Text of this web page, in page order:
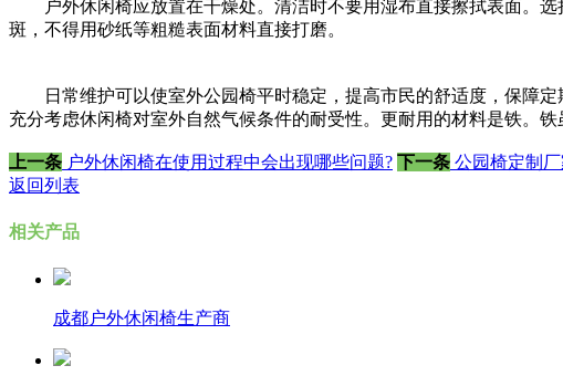
户外休闲椅应放置在干燥处。清洁时不要用湿布直接擦拭表面。选
斑，不得用砂纸等粗糙表面材料直接打磨。
日常维护可以使室外公园椅平时稳定，提高市民的舒适度，保障定
充分考虑休闲椅对室外自然气候条件的耐受性。更耐用的材料是铁。
上一条 户外休闲椅在使用过程中会出现哪些问题? 下一条 公园椅定制
返回列表
相关产品
成都户外休闲椅生产商